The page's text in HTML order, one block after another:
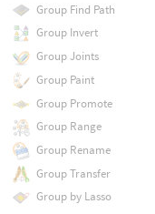
Group Find Path
Group Invert
Group Joints
Group Paint
Group Promote
Group Range
Group Rename
Group Transfer
Group by Lasso